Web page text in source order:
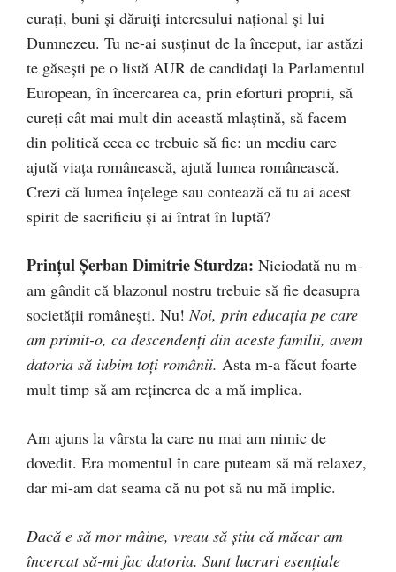
curați, buni și dăruiți interesului național și lui
Dumnezeu. Tu ne-ai susținut de la început, iar astăzi
te găsești pe o listă AUR de candidați la Parlamentul
European, în încercarea ca, prin eforturi proprii, să
cureți cât mai mult din această mlaștină, să facem
din politică ceea ce trebuie să fie: un mediu care
ajută viața românească, ajută lumea românească.
Crezi că lumea înțelege sau contează că tu ai acest
spirit de sacrificiu și ai întrat în luptă?
Prințul Șerban Dimitrie Sturdza: Niciodată nu m-
am gândit că blazonul nostru trebuie să fie deasupra
societății românești. Nu! Noi, prin educația pe care
am primit-o, ca descendenți din aceste familii, avem
datoria să iubim toți românii. Asta m-a făcut foarte
mult timp să am reținerea de a mă implica.
Am ajuns la vârsta la care nu mai am nimic de
dovedit. Era momentul în care puteam să mă relaxez,
dar mi-am dat seama că nu pot să nu mă implic.
Dacă e să mor mâine, vreau să știu că măcar am
încercat să-mi fac datoria. Sunt lucruri esențiale